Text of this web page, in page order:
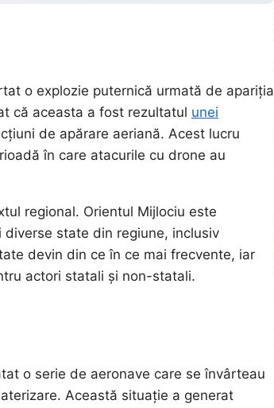
o explozie puternică urmată de apariția
că aceasta a fost rezultatul unei
de apărare aeriană. Acest lucru
în care atacurile cu drone au
regional. Orientul Mijlociu este
state din regiune, inclusiv
devin din ce în ce mai frecvente, iar
actori statali și non-statali.
o serie de aeronave care se învârteau
Această situație a generat